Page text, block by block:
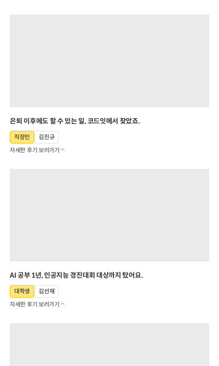
은퇴 이후에도 할 수 있는 일, 코드잇에서 찾았죠.
직장인
김진규
자세한 후기 보러가기
AI 공부 1년, 인공지능 경진대회 대상까지 탔어요.
대학생
김선재
자세한 후기 보러가기